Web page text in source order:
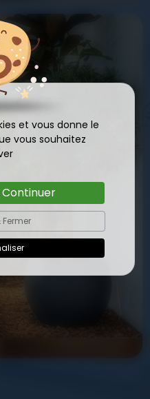
et vous donne le
vous souhaitez
Fermer